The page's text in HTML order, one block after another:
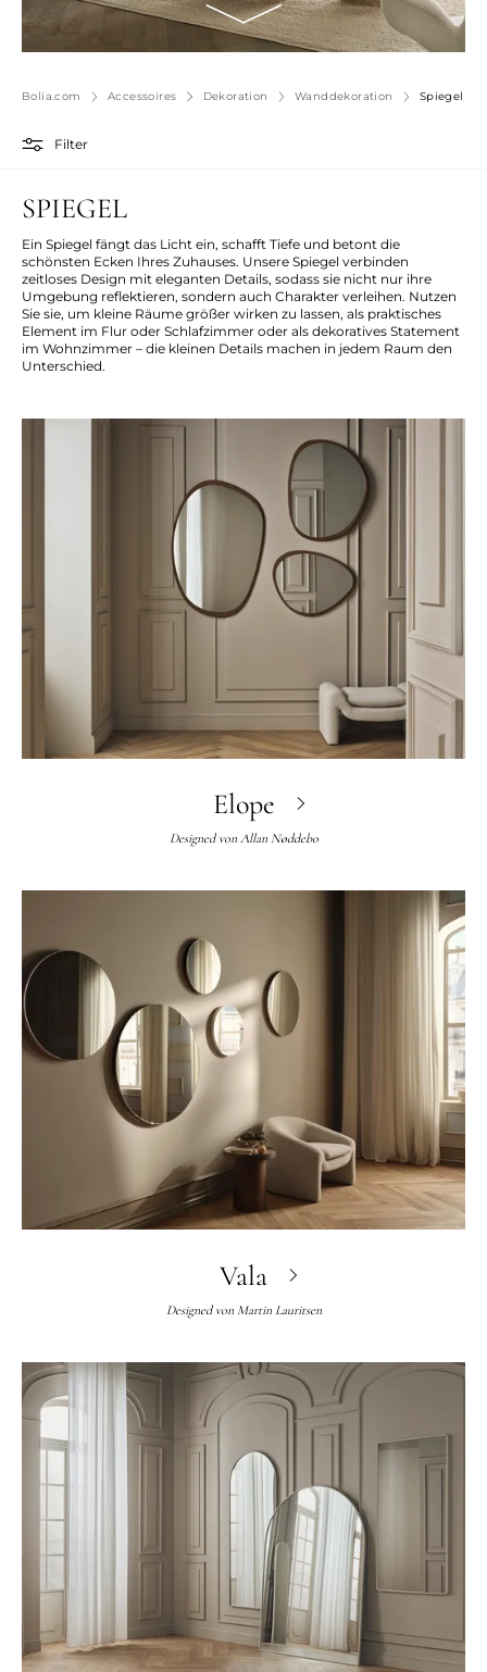
Bolia.com Accessoires Dekoration Wanddekoration Spiegel
Filter
SPIEGEL
Ein Spiegel fängt das Licht ein, schafft Tiefe und betont die
schönsten Ecken Ihres Zuhauses. Unsere Spiegel verbinden
zeitloses Design mit eleganten Details, sodass sie nicht nur ihre
Umgebung reflektieren, sondern auch Charakter verleihen. Nutzen
Sie sie, um kleine Räume größer wirken zu lassen, als praktisches
Element im Flur oder Schlafzimmer oder als dekoratives Statement
im Wohnzimmer – die kleinen Details machen in jedem Raum den
Unterschied.
Elope
Designed von Allan Nøddebo
Vala
Designed von Martin Lauritsen